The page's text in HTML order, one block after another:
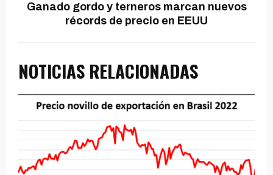
Ganado gordo y terneros marcan nuevos
récords de precio en EEUU
NOTICIAS RELACIONADAS